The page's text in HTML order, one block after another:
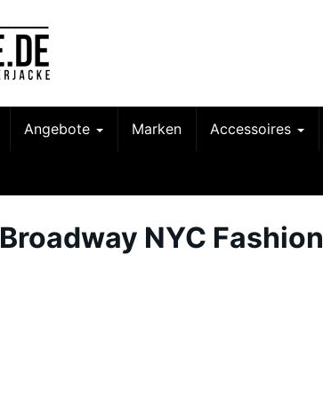
Angebote Marken Accessoires
Broadway NYC Fashion